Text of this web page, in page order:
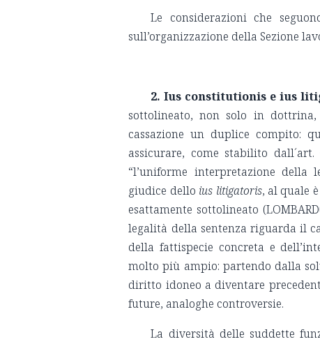
Le considerazioni che
sull’organizzazione della Sezione
2. Ius constitutionis e ius
sottolineato, non solo in
cassazione un duplice compito:
assicurare, come stabilito
“l’uniforme interpretazione
giudice dello ius litigatoris, al quale
esattamente sottolineato
legalità della sentenza riguarda il
della fattispecie concreta e
molto più ampio: partendo dalla
diritto idoneo a diventare
future, analoghe controversie.
La diversità delle suddette